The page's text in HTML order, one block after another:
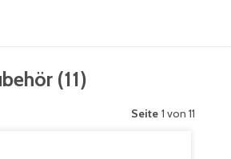
(11)
Seite 1 von 11